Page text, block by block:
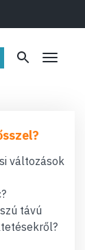
Menü
változások
távú